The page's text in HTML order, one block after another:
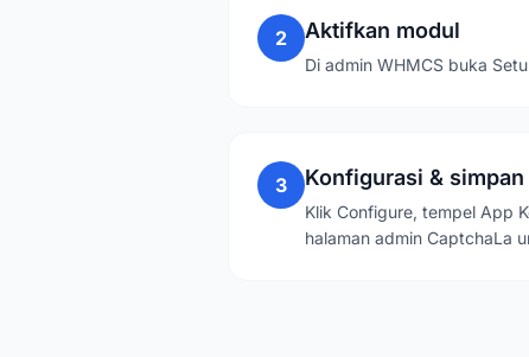
2 Aktifkan modul
Di admin WHMCS buka
3 Konfigurasi & simpan
Klik Configure, tempel App
halaman admin CaptchaLa